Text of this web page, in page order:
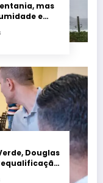
mas
e
Douglas